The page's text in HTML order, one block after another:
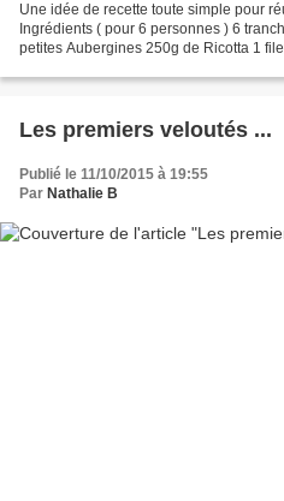
Une idée de recette toute simple pour
Ingrédients ( pour 6 personnes ) 6
petites Aubergines 250g de Ricotta 1
Les premiers veloutés ...
Publié le 11/10/2015 à 19:55
Par Nathalie B